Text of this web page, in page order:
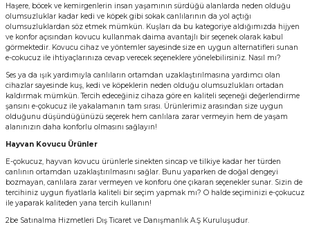
Haşere, böcek ve kemirgenlerin insan yaşamının sürdüğü alanlarda neden olduğu
olumsuzluklar kadar kedi ve köpek gibi sokak canlılarının da yol açtığı
olumsuzluklardan söz etmek mümkün. Kuşları da bu kategoriye aldığımızda hijyen
ve konfor açısından kovucu kullanmak daima avantajlı bir seçenek olarak kabul
görmektedir. Kovucu cihaz ve yöntemler sayesinde size en uygun alternatifleri sunan
e-cokucuz ile ihtiyaçlarınıza cevap verecek seçeneklere yönelebilirsiniz. Nasıl mı?
Ses ya da ışık yardımıyla canlıların ortamdan uzaklaştırılmasına yardımcı olan
cihazlar sayesinde kuş, kedi ve köpeklerin neden olduğu olumsuzlukları ortadan
kaldırmak mümkün. Tercih edeceğiniz cihaza göre en kaliteli seçeneği değerlendirme
şansını e-çokucuz ile yakalamanın tam sırası. Ürünlerimiz arasından size uygun
olduğunu düşündüğünüzü seçerek hem canlılara zarar vermeyin hem de yaşam
alanınızın daha konforlu olmasını sağlayın!
Hayvan Kovucu Ürünler
E-çokucuz, hayvan kovucu ürünlerle sinekten sincap ve tilkiye kadar her türden
canlının ortamdan uzaklaştırılmasını sağlar. Bunu yaparken de doğal dengeyi
bozmayan, canlılara zarar vermeyen ve konforu öne çıkaran seçenekler sunar. Sizin de
tercihiniz uygun fiyatlarla kaliteli bir seçim yapmak mı? O halde seçiminizi e-çokucuz
ile yaparak kaliteden yana tercih kullanın!
2be Satınalma Hizmetleri Dış Ticaret ve Danışmanlık A.Ş Kuruluşudur.